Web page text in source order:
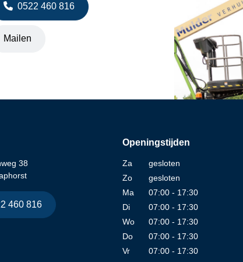
0522 460 816
Mailen
38
460 816
Openingstijden
Za
gesloten
Zo
gesloten
Ma
07:00 - 17:30
Di
07:00 - 17:30
Wo
07:00 - 17:30
Do
07:00 - 17:30
Vr
07:00 - 17:30